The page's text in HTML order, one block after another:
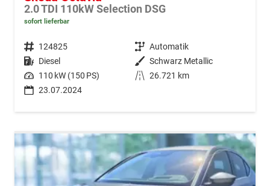
2.0 TDI 110kW Selection DSG
sofort lieferbar
Fahrzeugnr. 124825 Getriebe Automatik
Kraftstoff Diesel Außenfarbe Schwarz Metallic
Leistung 110 kW (150 PS) Kilometerstand 26.721 km
23.07.2024